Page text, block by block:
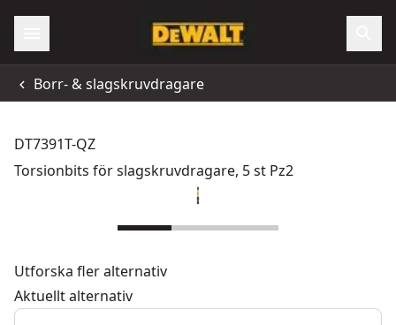
Borr- & slagskruvdragare
DT7391T-QZ
Torsionbits för slagskruvdragare, 5 st Pz2
Utforska fler alternativ
Aktuellt alternativ